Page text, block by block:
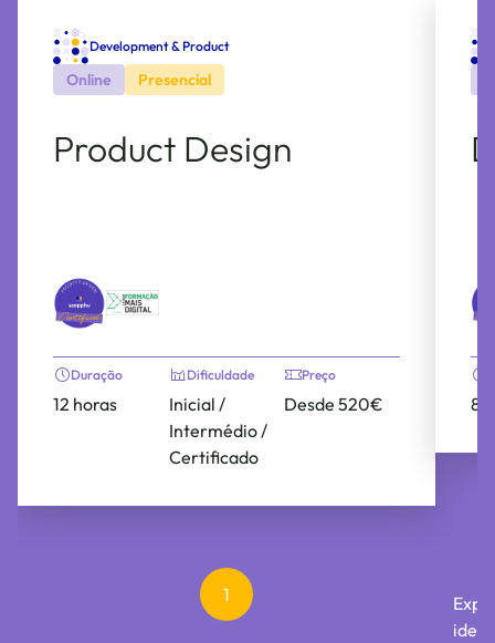
Development & Product
Online Presencial
Product Design
Duração
12 horas
Dificuldade
Inicial /
Intermédio /
Certificado
Preço
Desde 520€
1
8